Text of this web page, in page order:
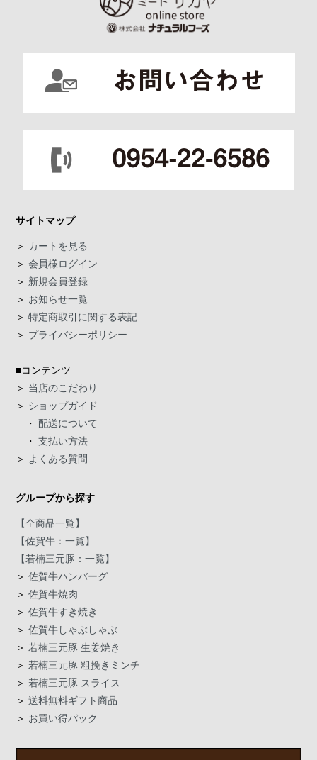
サイトマップ
＞ カートを見る
＞会員様ログイン
＞ 新規会員登録
＞ お知らせ一覧
＞特定商取引に関する表記
＞ プライバシーポリシー
■コンテンツ
＞ 当店のこだわり
＞ ショップガイド
・配送について
・支払い方法
＞ よくある質問
グループから探す
【全商品一覧】
【佐賀牛：一覧】
【若楠三元豚：一覧】
＞佐賀牛ハンバーグ
＞佐賀牛焼肉
＞佐賀牛すき焼き
＞佐賀牛しゃぶしゃぶ
＞若楠三元豚 生姜焼き
＞若楠三元豚 粗挽きミンチ
＞若楠三元豚 スライス
＞送料無料ギフト商品
＞ お買い得パック